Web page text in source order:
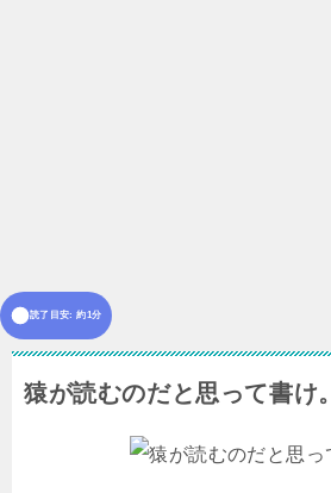
読了目安: 約1分
猿が読むのだと思って書け。